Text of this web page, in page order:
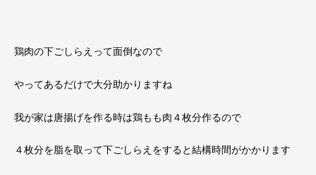
鶏肉の下ごしらえって面倒なので
やってあるだけで大分助かりますね
我が家は唐揚げを作る時は鶏もも肉４枚分作るので
４枚分を脂を取って下ごしらえをすると結構時間がかかります